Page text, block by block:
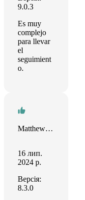
9.0.3
Es muy
complejo
para llevar
el
seguimient
o.
Matthew Harvey
16 лип.
2024 р.
Версія:
8.3.0